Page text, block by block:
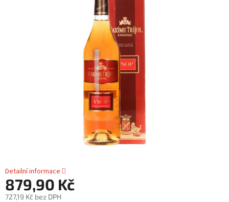
Detailní informace
879,90 Kč
727,19 Kč bez DPH